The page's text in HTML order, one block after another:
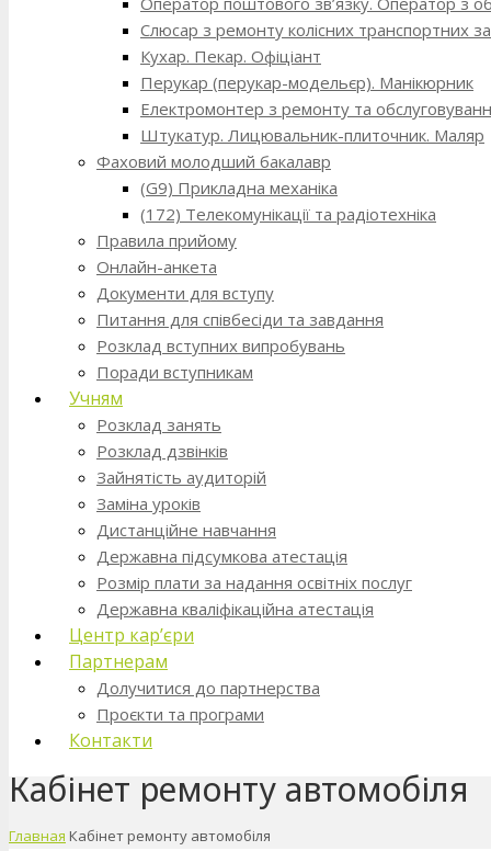
Слюсар з ремонту колісних транспортних
Кухар. Пекар. Офіціант
Перукар (перукар-модельєр). Манікюрник
Електромонтер з ремонту та
Штукатур. Лицювальник-плиточник. Маляр
Фаховий молодший бакалавр
(G9) Прикладна механіка
(172) Телекомунікації та радіотехніка
Правила прийому
Онлайн-анкета
Документи для вступу
Питання для співбесіди та завдання
Розклад вступних випробувань
Поради вступникам
Учням
Розклад занять
Розклад дзвінків
Зайнятість аудиторій
Заміна уроків
Дистанційне навчання
Державна підсумкова атестація
Розмір плати за надання освітніх послуг
Державна кваліфікаційна атестація
Центр кар’єри
Партнерам
Долучитися до партнерства
Проєкти та програми
Контакти
Кабінет ремонту автомобіля
Главная Кабінет ремонту автомобіля